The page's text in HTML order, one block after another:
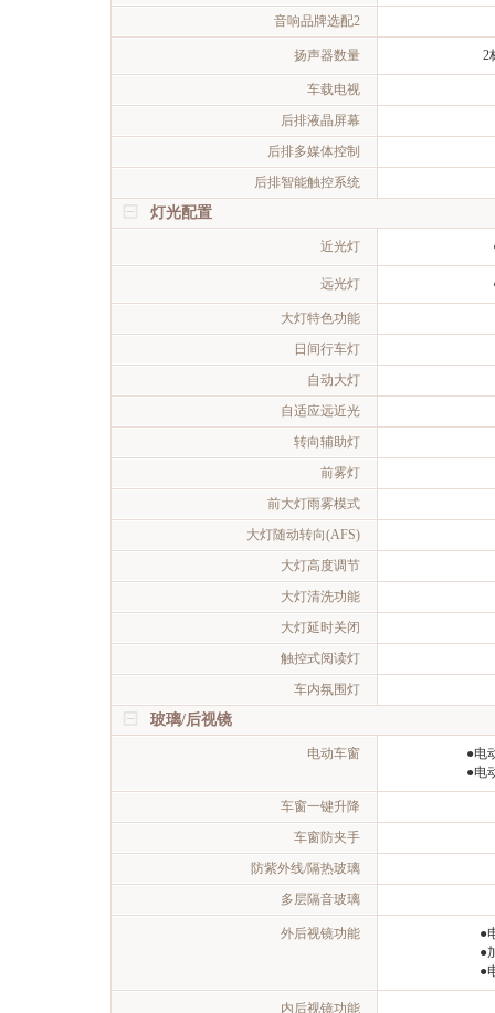
音响品牌选配2
扬声器数量 2
车载电视
后排液晶屏幕
后排多媒体控制
后排智能触控系统
灯光配置
近光灯
远光灯
大灯特色功能
日间行车灯
自动大灯
自适应远近光
转向辅助灯
前雾灯
前大灯雨雾模式
大灯随动转向(AFS)
大灯高度调节
大灯清洗功能
大灯延时关闭
触控式阅读灯
车内氛围灯
玻璃/后视镜
电动车窗
●电
●电
车窗一键升降
车窗防夹手
防紫外线/隔热玻璃
多层隔音玻璃
外后视镜功能
●
●
●
内后视镜功能